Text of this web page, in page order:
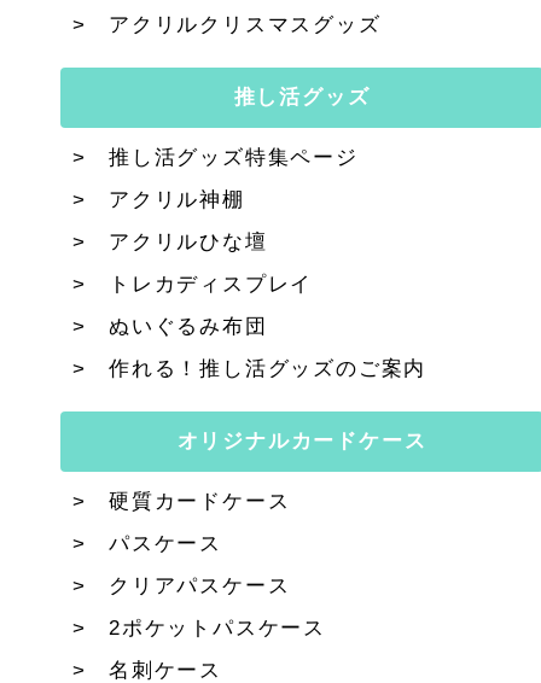
アクリルクリスマスグッズ
推し活グッズ
推し活グッズ特集ページ
アクリル神棚
アクリルひな壇
トレカディスプレイ
ぬいぐるみ布団
作れる！推し活グッズのご案内
オリジナルカードケース
硬質カードケース
パスケース
クリアパスケース
2ポケットパスケース
名刺ケース